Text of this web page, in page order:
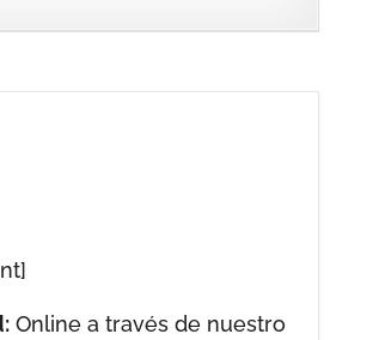
Online a través de nuestro